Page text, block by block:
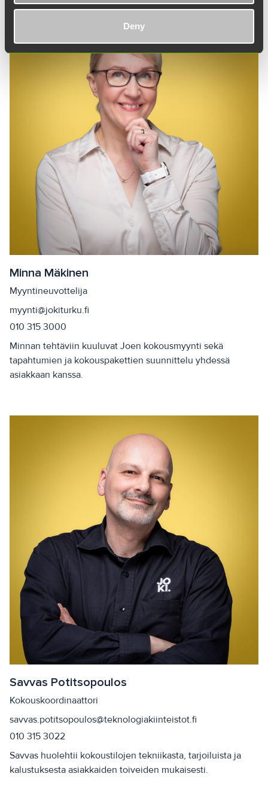
Deny
Minna Mäkinen
Myyntineuvottelija
myynti@jokiturku.fi
010 315 3000
Minnan tehtäviin kuuluvat Joen kokousmyynti sekä
tapahtumien ja kokouspakettien suunnittelu yhdessä
asiakkaan kanssa.
Savvas Potitsopoulos
Kokouskoordinaattori
savvas.potitsopoulos@teknologiakiinteistot.fi
010 315 3022
Savvas huolehtii kokoustilojen tekniikasta, tarjoiluista ja
kalustuksesta asiakkaiden toiveiden mukaisesti.